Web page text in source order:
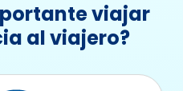
viajar
al viajero?